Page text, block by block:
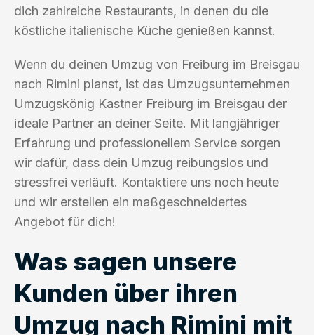
dich zahlreiche Restaurants, in denen du die
köstliche italienische Küche genießen kannst.
Wenn du deinen Umzug von Freiburg im Breisgau
nach Rimini planst, ist das Umzugsunternehmen
Umzugskönig Kastner Freiburg im Breisgau der
ideale Partner an deiner Seite. Mit langjähriger
Erfahrung und professionellem Service sorgen
wir dafür, dass dein Umzug reibungslos und
stressfrei verläuft. Kontaktiere uns noch heute
und wir erstellen ein maßgeschneidertes
Angebot für dich!
Was sagen unsere
Kunden über ihren
Umzug nach Rimini mit